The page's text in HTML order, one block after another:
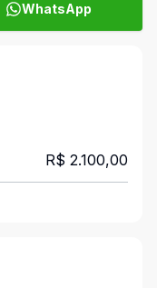
WhatsApp
R$ 2.100,00